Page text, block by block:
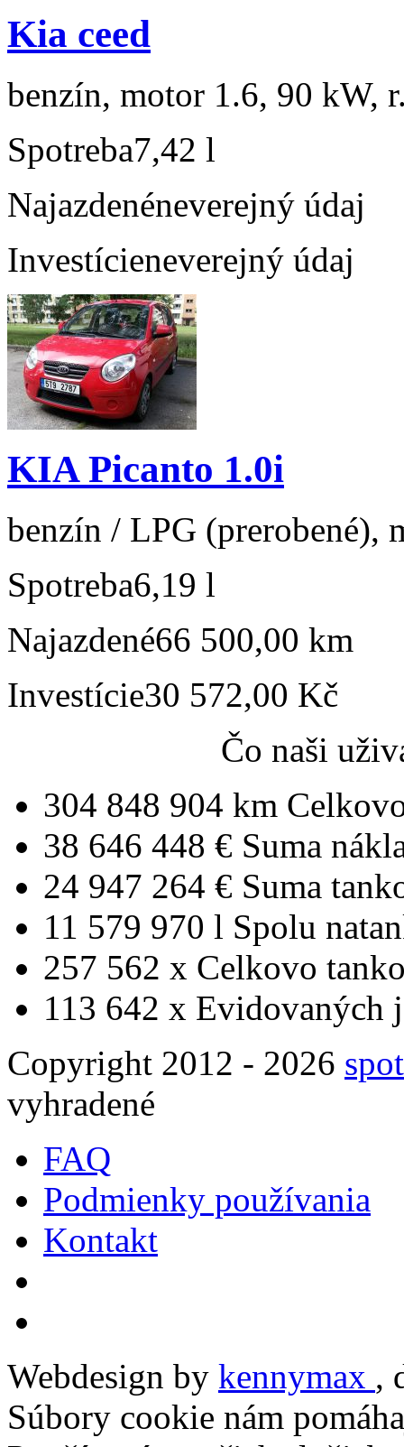
Kia ceed
benzín, motor 1.6, 90 kW,
Spotreba7,42 l
Najazdenéneverejný údaj
Investícieneverejný údaj
KIA Picanto 1.0i
benzín / LPG (prerobené),
Spotreba6,19 l
Najazdené66 500,00 km
Investície30 572,00 Kč
Čo naši
304 848 904 km
38 646 448 € Suma
24 947 264 € Suma
11 579 970 l Spolu
257 562 x Celkovo
113 642 x Evidovaných
Copyright 2012 - 2026
vyhradené
FAQ
Podmienky používania
Kontakt
Webdesign by kennymax ,
Súbory cookie nám